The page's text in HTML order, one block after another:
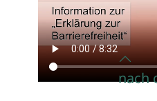
nach